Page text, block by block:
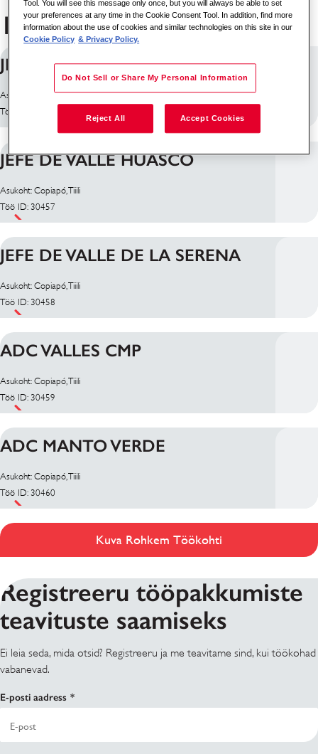
125 töökohta leitud
JEFE DE VALLE COPIAPO
Asukoht: Copiapó, Tiiili
Töö ID: 30456
JEFE DE VALLE HUASCO
Asukoht: Copiapó, Tiiili
Töö ID: 30457
JEFE DE VALLE DE LA SERENA
Asukoht: Copiapó, Tiiili
Töö ID: 30458
ADC VALLES CMP
Asukoht: Copiapó, Tiiili
Töö ID: 30459
ADC MANTO VERDE
Asukoht: Copiapó, Tiiili
Töö ID: 30460
Kuva Rohkem Töökohti
Registreeru tööpakkumiste
teavituste saamiseks
Ei leia seda, mida otsid? Registreeru ja me teavitame sind, kui töökohad
vabanevad.
E-posti aadress
Tool. You will see this message only once, but you will always be able to set
your preferences at any time in the Cookie Consent Tool. In addition, find more
information about the use of cookies and similar technologies on this site in our
Cookie Policy & Privacy Policy.
Do Not Sell or Share My Personal Information
Reject All Accept Cookies